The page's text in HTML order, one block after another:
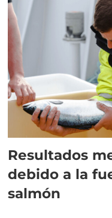
Resultados
debido a la
salmón